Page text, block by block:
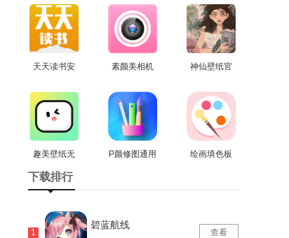
版
天天读书安
素颜美相机
神仙壁纸官
趣美壁纸无
广告版
查看
P颜修图通用
绘画填色板
下载排行
碧蓝航线
查看